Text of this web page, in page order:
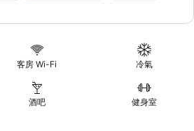
客房 Wi-Fi 冷氣
酒吧 健身室